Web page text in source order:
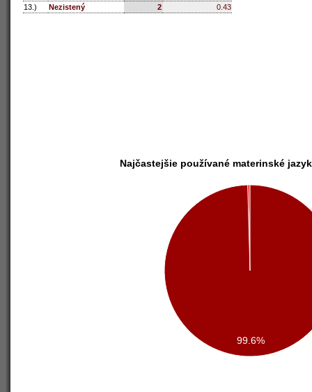
13.)
Nezistený 2 0.43
Najčastejšie používané materinské
99.6%